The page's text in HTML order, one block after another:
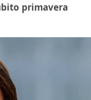
primavera